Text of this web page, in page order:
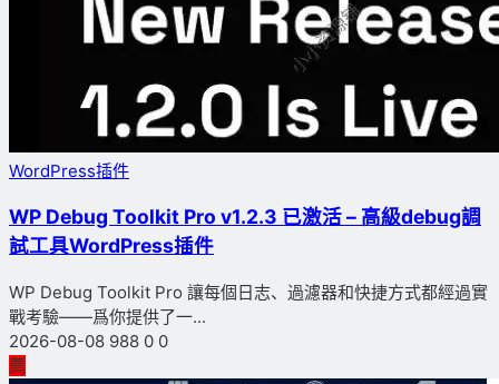
WordPress插件
WP Debug Toolkit Pro v1.2.3 已激活 – 高級debug調
試工具WordPress插件
WP Debug Toolkit Pro 讓每個日志、過濾器和快捷方式都經過實
戰考驗——爲你提供了一...
2026-08-08 988 0 0
薦